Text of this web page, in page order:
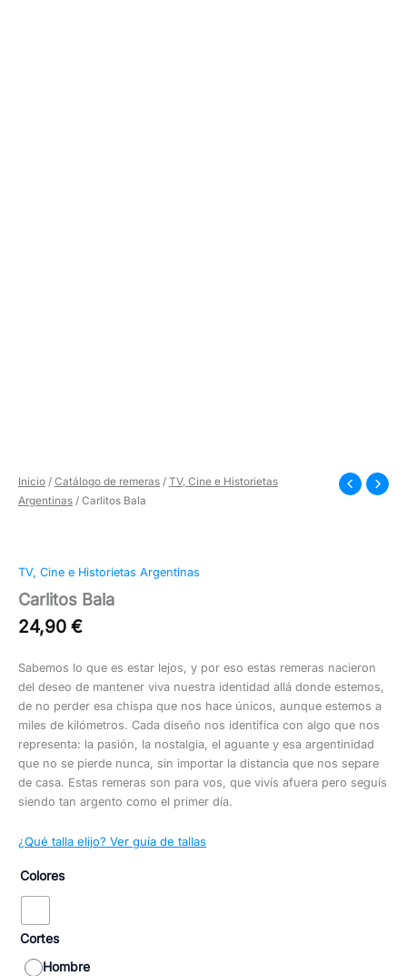
Inicio / Catálogo de remeras / TV, Cine e Historietas
Argentinas / Carlitos Bala
TV, Cine e Historietas Argentinas
Carlitos Bala
24,90 €
Sabemos lo que es estar lejos, y por eso estas remeras nacieron
del deseo de mantener viva nuestra identidad allá donde estemos,
de no perder esa chispa que nos hace únicos, aunque estemos a
miles de kilómetros. Cada diseño nos identifica con algo que nos
representa: la pasión, la nostalgia, el aguante y esa argentinidad
que no se pierde nunca, sin importar la distancia que nos separe
de casa. Estas remeras son para vos, que vivís afuera pero seguís
siendo tan argento como el primer día.
¿Qué talla elijo? Ver guía de tallas
Colores
Cortes
Hombre